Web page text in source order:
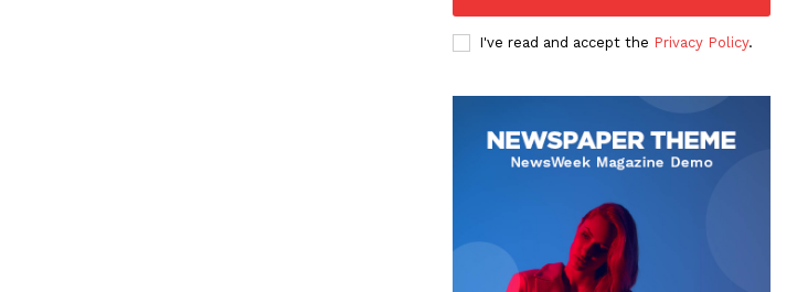
I've read and accept the Privacy Policy.